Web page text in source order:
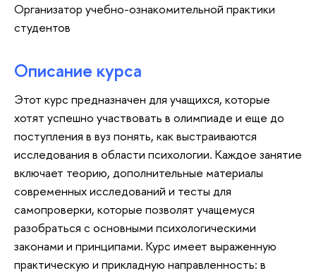
Организатор учебно-ознакомительной практики
студентов
Описание курса
Этот курс предназначен для учащихся, которые
хотят успешно участвовать в олимпиаде и еще до
поступления в вуз понять, как выстраиваются
исследования в области психологии. Каждое занятие
включает теорию, дополнительные материалы
современных исследований и тесты для
самопроверки, которые позволят учащемуся
разобраться с основными психологическими
законами и принципами. Курс имеет выраженную
практическую и прикладную направленность: в